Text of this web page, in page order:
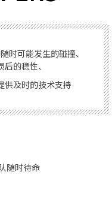
时可能发生的碰撞、
的稳性、
供及时的技术支持
随时待命